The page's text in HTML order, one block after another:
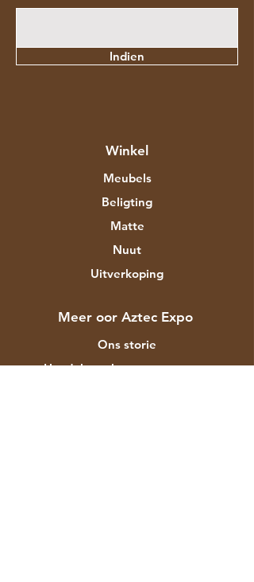
Indien
Winkel
Meubels
Beligting
Matte
Nuut
Uitverkoping
Meer oor Aztec Expo
Ons storie
Handelsmerke en ontwerpers